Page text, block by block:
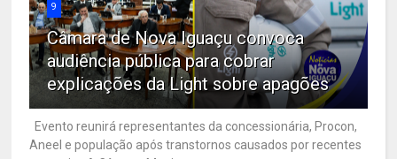
9
Câmara de Nova Iguaçu convoca
audiência pública para cobrar
explicações da Light sobre apagões
Evento reunirá representantes da concessionária, Procon,
Aneel e população após transtornos causados por recentes